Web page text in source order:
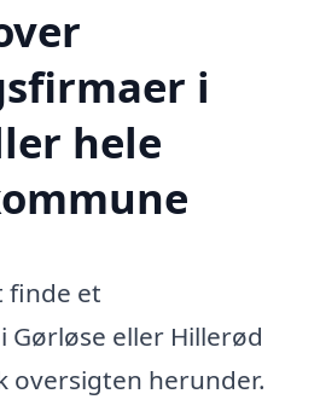
i
hele
finde et
eller Hillerød
oversigten herunder.